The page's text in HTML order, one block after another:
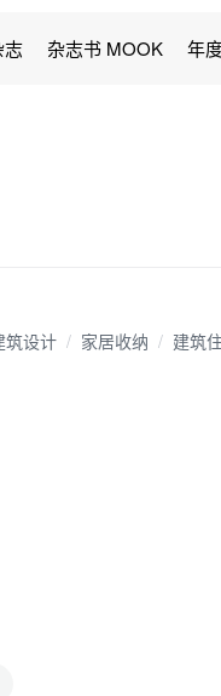
志 杂志书 MOOK 年
筑设计 / 家居收纳 / 建筑